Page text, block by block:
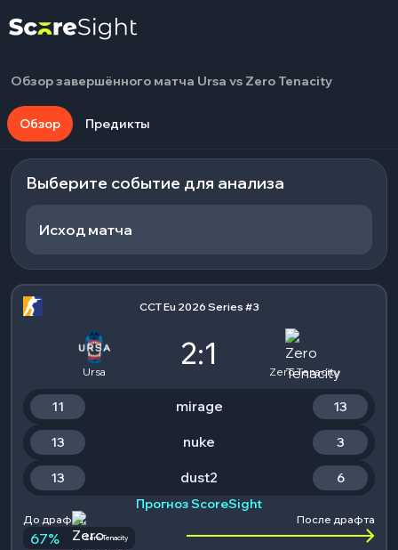
Обзор завершённого матча Ursa vs Zero Tenacity
Обзор Предикты
Выберите событие для анализа
Исход матча
CCT Eu 2026 Series #3
Ursa
2:1
Zero Tenacity
11 mirage 13
13 nuke 3
13 dust2
6
Прогноз ScoreSight
До драфта После драфта
67% Zero Tenacity